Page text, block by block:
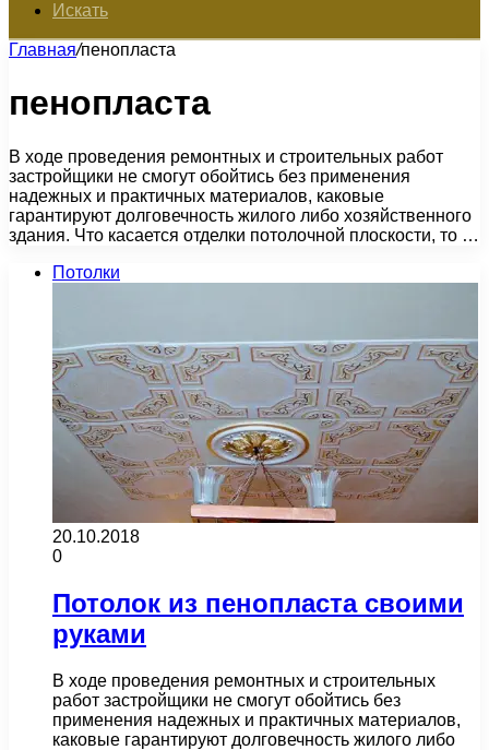
Искать
Главная/пенопласта
пенопласта
В ходе проведения ремонтных и строительных работ
застройщики не смогут обойтись без применения
надежных и практичных материалов, каковые
гарантируют долговечность жилого либо хозяйственного
здания. Что касается отделки потолочной плоскости, то …
Потолки
20.10.2018
0
Потолок из пенопласта своими
руками
В ходе проведения ремонтных и строительных
работ застройщики не смогут обойтись без
применения надежных и практичных материалов,
каковые гарантируют долговечность жилого либо